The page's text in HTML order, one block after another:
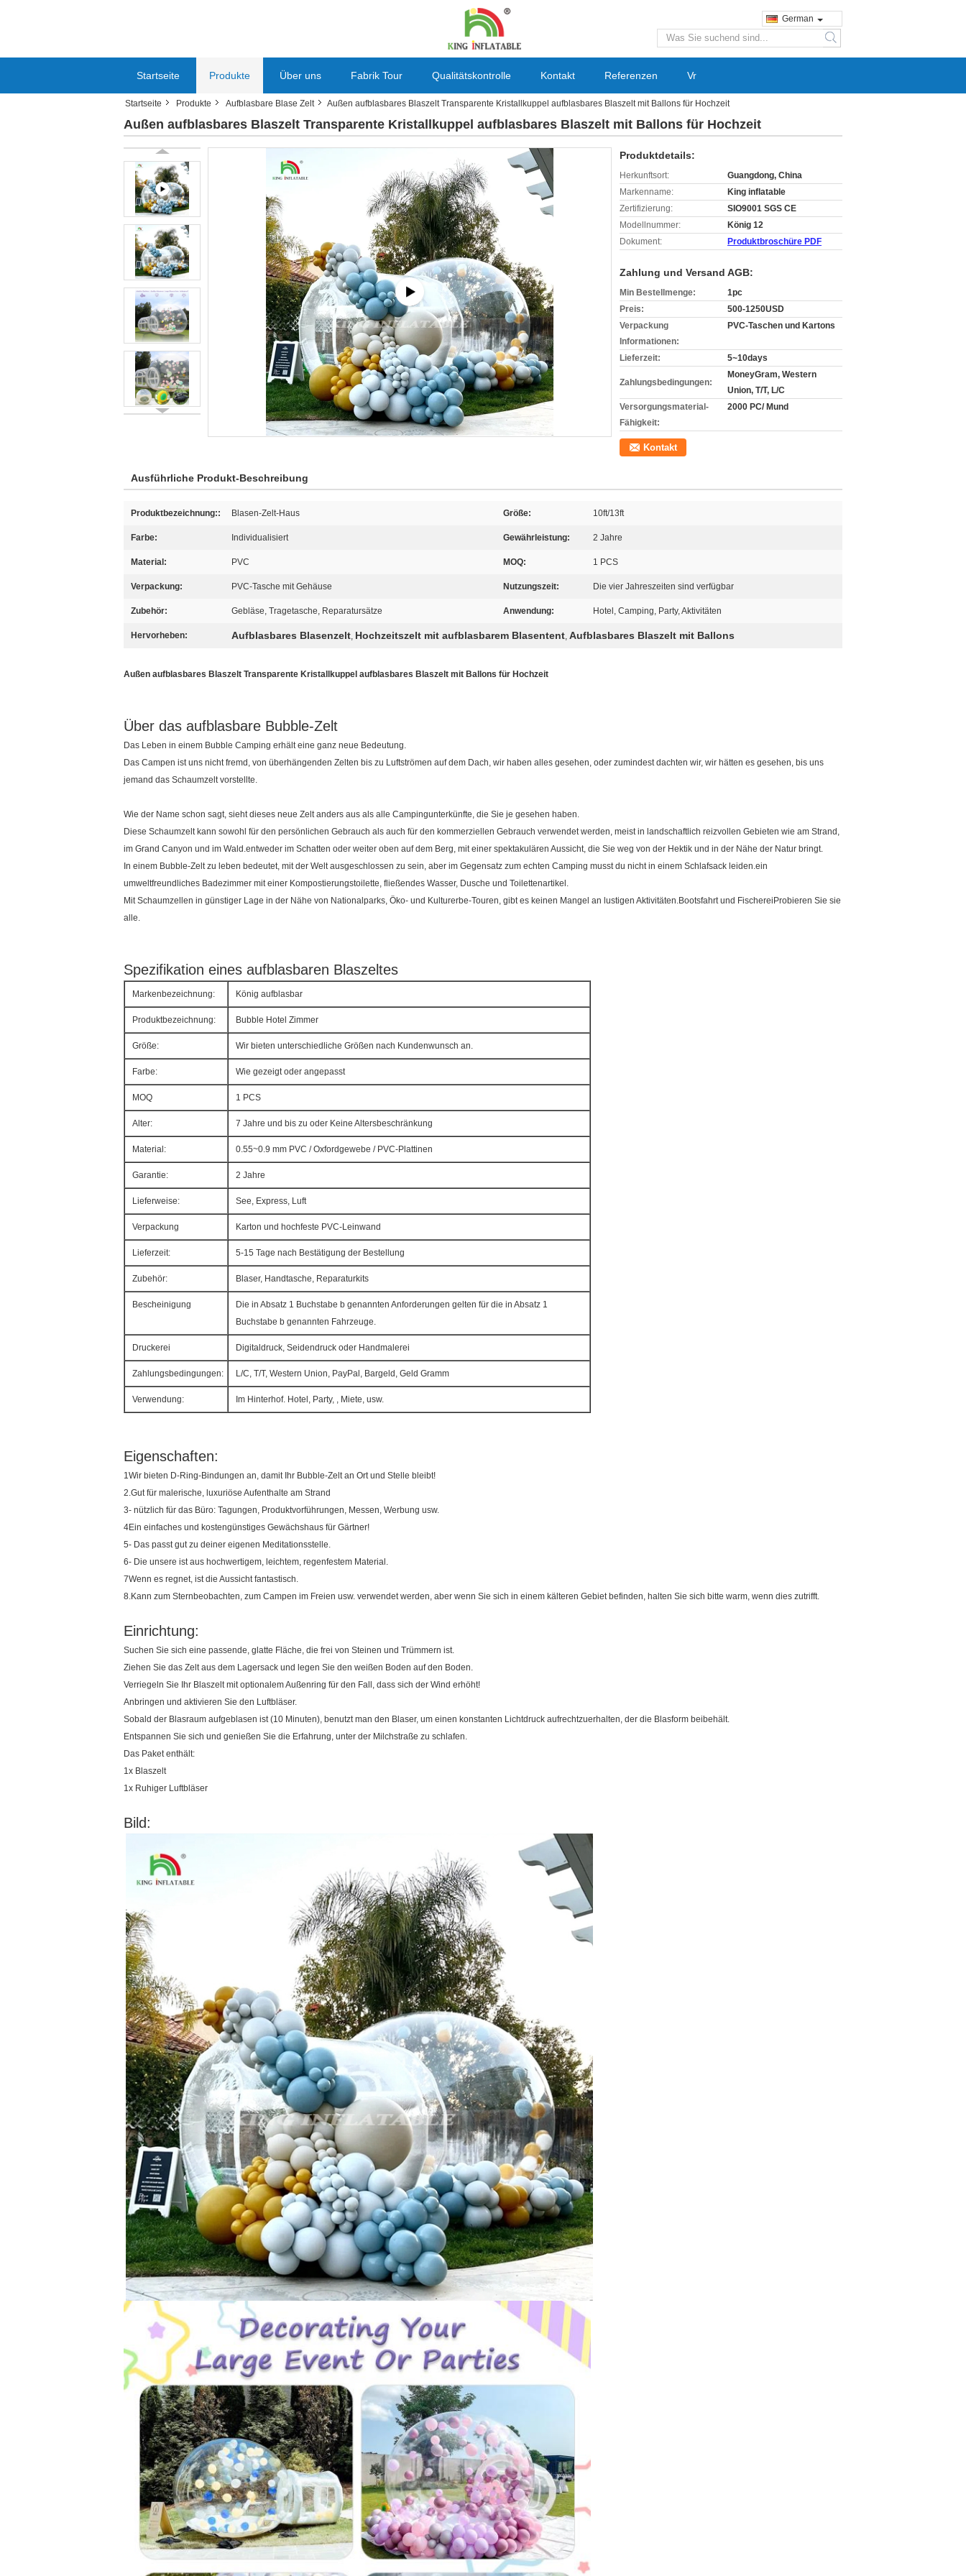
German
search
Startseite Produkte Über uns Fabrik Tour Qualitätskontrolle Kontakt Referenzen Vr
Startseite Produkte Aufblasbare Blase Zelt Außen aufblasbares Blaszelt Transparente Kristallkuppel aufblasbares Blaszelt mit Ballons für Hochzeit
Außen aufblasbares Blaszelt Transparente Kristallkuppel aufblasbares Blaszelt mit Ballons für Hochzeit
Produktdetails:
Herkunftsort:
Guangdong, China
Markenname:
King inflatable
Zertifizierung:
SIO9001 SGS CE
Modellnummer:
König 12
Dokument:
Produktbroschüre PDF
Zahlung und Versand AGB:
Min Bestellmenge:
1pc
Preis:
500-1250USD
Verpackung
Informationen:
PVC-Taschen und Kartons
Lieferzeit: 5~10days
Zahlungsbedingungen:
MoneyGram, Western
Union, T/T, L/C
Versorgungsmaterial-
Fähigkeit:
2000 PC/ Mund
Kontakt
Ausführliche Produkt-Beschreibung
Produktbezeichnung:: Blasen-Zelt-Haus Größe: 10ft/13ft
Farbe: Individualisiert Gewährleistung: 2 Jahre
Material: PVC MOQ: 1 PCS
Verpackung: PVC-Tasche mit Gehäuse Nutzungszeit: Die vier Jahreszeiten sind verfügbar
Zubehör: Gebläse, Tragetasche, Reparatursätze Anwendung: Hotel, Camping, Party, Aktivitäten
Hervorheben: Aufblasbares Blasenzelt, Hochzeitszelt mit aufblasbarem Blasentent, Aufblasbares Blaszelt mit Ballons
Außen aufblasbares Blaszelt Transparente Kristallkuppel aufblasbares Blaszelt mit Ballons für Hochzeit
Über das aufblasbare Bubble-Zelt
Das Leben in einem Bubble Camping erhält eine ganz neue Bedeutung.
Das Campen ist uns nicht fremd, von überhängenden Zelten bis zu Luftströmen auf dem Dach, wir haben alles gesehen, oder zumindest dachten wir, wir hätten es gesehen, bis uns
jemand das Schaumzelt vorstellte.
Wie der Name schon sagt, sieht dieses neue Zelt anders aus als alle Campingunterkünfte, die Sie je gesehen haben.
Diese Schaumzelt kann sowohl für den persönlichen Gebrauch als auch für den kommerziellen Gebrauch verwendet werden, meist in landschaftlich reizvollen Gebieten wie am Strand,
im Grand Canyon und im Wald.entweder im Schatten oder weiter oben auf dem Berg, mit einer spektakulären Aussicht, die Sie weg von der Hektik und in der Nähe der Natur bringt.
In einem Bubble-Zelt zu leben bedeutet, mit der Welt ausgeschlossen zu sein, aber im Gegensatz zum echten Camping musst du nicht in einem Schlafsack leiden.ein
umweltfreundliches Badezimmer mit einer Kompostierungstoilette, fließendes Wasser, Dusche und Toilettenartikel.
Mit Schaumzellen in günstiger Lage in der Nähe von Nationalparks, Öko- und Kulturerbe-Touren, gibt es keinen Mangel an lustigen Aktivitäten.Bootsfahrt und FischereiProbieren Sie sie
alle.
Spezifikation eines aufblasbaren Blaszeltes
Markenbezeichnung: König aufblasbar
Produktbezeichnung: Bubble Hotel Zimmer
Größe: Wir bieten unterschiedliche Größen nach Kundenwunsch an.
Farbe: Wie gezeigt oder angepasst
MOQ 1 PCS
Alter: 7 Jahre und bis zu oder Keine Altersbeschränkung
Material: 0.55~0.9 mm PVC / Oxfordgewebe / PVC-Plattinen
Garantie: 2 Jahre
Lieferweise: See, Express, Luft
Verpackung Karton und hochfeste PVC-Leinwand
Lieferzeit: 5-15 Tage nach Bestätigung der Bestellung
Zubehör: Blaser, Handtasche, Reparaturkits
Bescheinigung
Die in Absatz 1 Buchstabe b genannten Anforderungen gelten für die in Absatz 1
Buchstabe b genannten Fahrzeuge.
Druckerei Digitaldruck, Seidendruck oder Handmalerei
Zahlungsbedingungen: L/C, T/T, Western Union, PayPal, Bargeld, Geld Gramm
Verwendung: Im Hinterhof. Hotel, Party, , Miete, usw.
Eigenschaften:
1Wir bieten D-Ring-Bindungen an, damit Ihr Bubble-Zelt an Ort und Stelle bleibt!
2.Gut für malerische, luxuriöse Aufenthalte am Strand
3- nützlich für das Büro: Tagungen, Produktvorführungen, Messen, Werbung usw.
4Ein einfaches und kostengünstiges Gewächshaus für Gärtner!
5- Das passt gut zu deiner eigenen Meditationsstelle.
6- Die unsere ist aus hochwertigem, leichtem, regenfestem Material.
7Wenn es regnet, ist die Aussicht fantastisch.
8.Kann zum Sternbeobachten, zum Campen im Freien usw. verwendet werden, aber wenn Sie sich in einem kälteren Gebiet befinden, halten Sie sich bitte warm, wenn dies zutrifft.
Einrichtung:
Suchen Sie sich eine passende, glatte Fläche, die frei von Steinen und Trümmern ist.
Ziehen Sie das Zelt aus dem Lagersack und legen Sie den weißen Boden auf den Boden.
Verriegeln Sie Ihr Blaszelt mit optionalem Außenring für den Fall, dass sich der Wind erhöht!
Anbringen und aktivieren Sie den Luftbläser.
Sobald der Blasraum aufgeblasen ist (10 Minuten), benutzt man den Blaser, um einen konstanten Lichtdruck aufrechtzuerhalten, der die Blasform beibehält.
Entspannen Sie sich und genießen Sie die Erfahrung, unter der Milchstraße zu schlafen.
Das Paket enthält:
1x Blaszelt
1x Ruhiger Luftbläser
Bild: